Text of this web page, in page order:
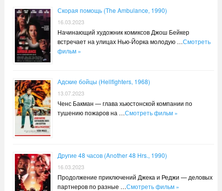
Скорая помощь (The Ambulance, 1990)
16.03.2023
Начинающий художник комиксов Джош Бейкер
встречает на улицах Нью-Йорка молодую …Смотреть
фильм »
Адские бойцы (Hellfighters, 1968)
13.07.2023
Ченс Бакман — глава хьюстонской компании по
тушению пожаров на …Смотреть фильм »
Другие 48 часов (Another 48 Hrs., 1990)
16.03.2023
Продолжение приключений Джека и Реджи — деловых
партнеров по разные …Смотреть фильм »